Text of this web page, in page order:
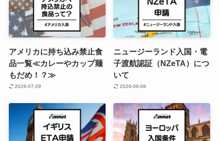
アメリカに持ち込み禁止食
品一覧≪カレーやカップ麺
もだめ！？≫
2026-07-29
ニュージーランド入国・電
子渡航認証（NZeTA）につ
いて
2026-06-08